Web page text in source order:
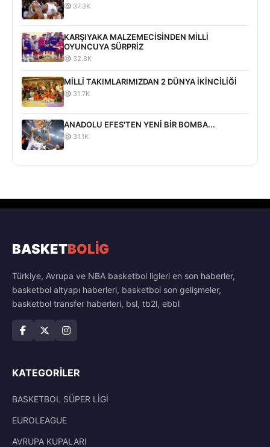
37.3K
KARŞIYAKA MALZEMECİSİNDEN MİLLİ
OYUNCUYA SÜRPRİZ
32.8K
MİLLİ TAKIMLARIMIZDAN 2 DÜNYA İKİNCİLİĞİ
31.7K
ANADOLU EFES'TEN YENİ BİR BOMBA...
31.1K
BASKETBOLİG
Türkiye, Avrupa ve NBA basketbol ligleri en son haberler,
basketbol altyapı haberleri, basketbol son gelişmeler,
basketbol transfer haberleri, bsl, tb2l, ebbl
KATEGORILER
BASKETBOL SÜPER LİGİ
EUROLEAGUE
AVRUPA KUPALARI